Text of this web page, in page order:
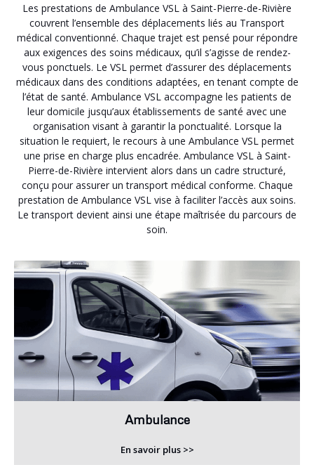
Les prestations de Ambulance VSL à Saint-Pierre-de-Rivière
couvrent l’ensemble des déplacements liés au Transport
médical conventionné. Chaque trajet est pensé pour répondre
aux exigences des soins médicaux, qu’il s’agisse de rendez-
vous ponctuels. Le VSL permet d’assurer des déplacements
médicaux dans des conditions adaptées, en tenant compte de
l’état de santé. Ambulance VSL accompagne les patients de
leur domicile jusqu’aux établissements de santé avec une
organisation visant à garantir la ponctualité. Lorsque la
situation le requiert, le recours à une Ambulance VSL permet
une prise en charge plus encadrée. Ambulance VSL à Saint-
Pierre-de-Rivière intervient alors dans un cadre structuré,
conçu pour assurer un transport médical conforme. Chaque
prestation de Ambulance VSL vise à faciliter l’accès aux soins.
Le transport devient ainsi une étape maîtrisée du parcours de
soin.
Ambulance
En savoir plus >>